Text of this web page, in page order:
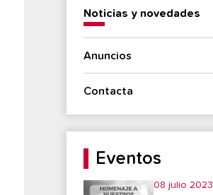
Noticias y novedades
Anuncios
Contacta
Eventos
08 julio 2023